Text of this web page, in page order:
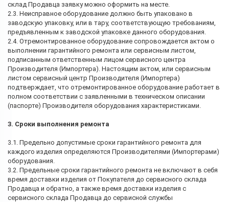
склад Продавца заявку можно оформить на месте.
2.3. Неисправное оборудование должно быть упаковано в
заводскую упаковку, или в тару, соответствующую требованиям,
предъявленным к заводской упаковке данного оборудования.
2.4. Отремонтированное оборудование сопровождается актом о
выполнении гарантийного ремонта или сервисным листом,
подписанным ответственным лицом сервисного центра
Производителя (Импортера). Настоящим актом, или сервисным
листом сервисный центр Производителя (Импортера)
подтверждает, что отремонтированное оборудование работает в
полном соответствии с заявленными в техническом описании
(паспорте) Производителя оборудования характеристиками.
3. Сроки выполнения ремонта
3.1. Предельно допустимые сроки гарантийного ремонта для
каждого изделия определяются Производителями (Импортерами)
оборудования.
3.2. Предельные сроки гарантийного ремонта не включают в себя
время доставки изделия от Покупателя до сервисного склада
Продавца и обратно, а также время доставки изделия с
сервисного склада Продавца до сервисной службы